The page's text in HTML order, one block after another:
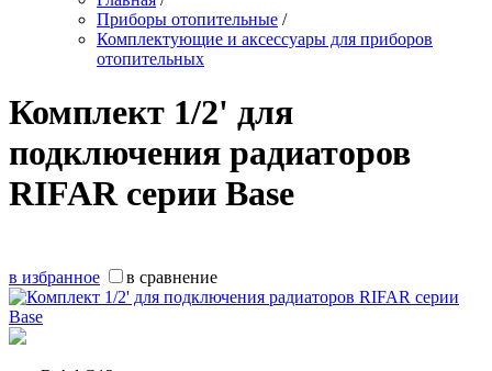
Приборы отопительные /
Комплектующие и аксессуары для приборов
отопительных
Комплект 1/2' для
подключения радиаторов
RIFAR серии Base
в избранное в сравнение